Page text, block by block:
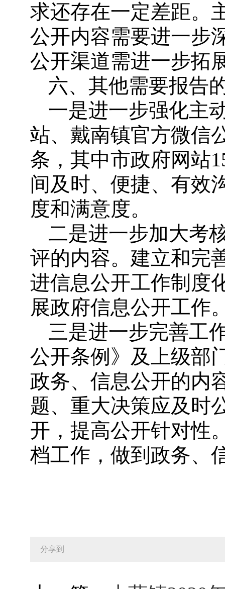
求还存在一定差距。
公开内容需要进一步
公开渠道需进一步拓
六、其他需要报告
一是进一步强化主
站、戴南镇官方微信
条，其中市政府网站
间及时、便捷、有效
度和满意度。
二是进一步加大考
评的内容。建立和完
进信息公开工作制度
展政府信息公开工作
三是进一步完善工
公开条例》及上级部
政务、信息公开的内
题、重大决策应及时
开，提高公开针对性
档工作，做到政务、
分享到